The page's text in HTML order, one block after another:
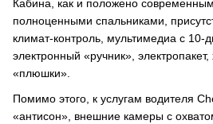
Кабина, как и положено
полноценными спальниками,
климат-контроль, мультимедиа с
электронный «ручник»,
«плюшки».
Помимо этого, к услугам водителя
«антисон», внешние камеры с